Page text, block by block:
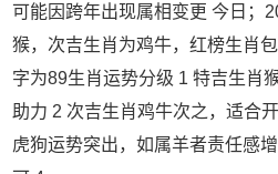
可能因跨年出现属相变更 今日；
猴，次吉生肖为鸡牛，红榜生肖
字为89生肖运势分级 1 特吉生肖
助力 2 次吉生肖鸡牛次之，适合
虎狗运势突出，如属羊者责任感